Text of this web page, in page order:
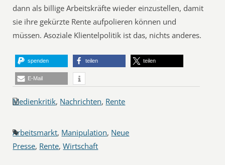
dann als billige Arbeitskräfte wieder einzustellen, damit
sie ihre gekürzte Rente aufpolieren können und
müssen. Asoziale Klientelpolitik ist das, nichts anderes.
spenden teilen teilen
E-Mail
Medienkritik, Nachrichten, Rente
Arbeitsmarkt, Manipulation, Neue
Presse, Rente,Wirtschaft